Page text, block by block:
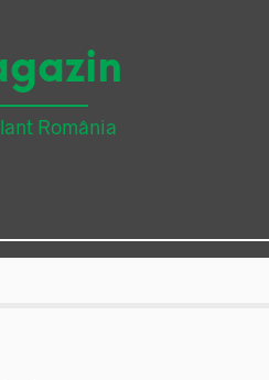
România